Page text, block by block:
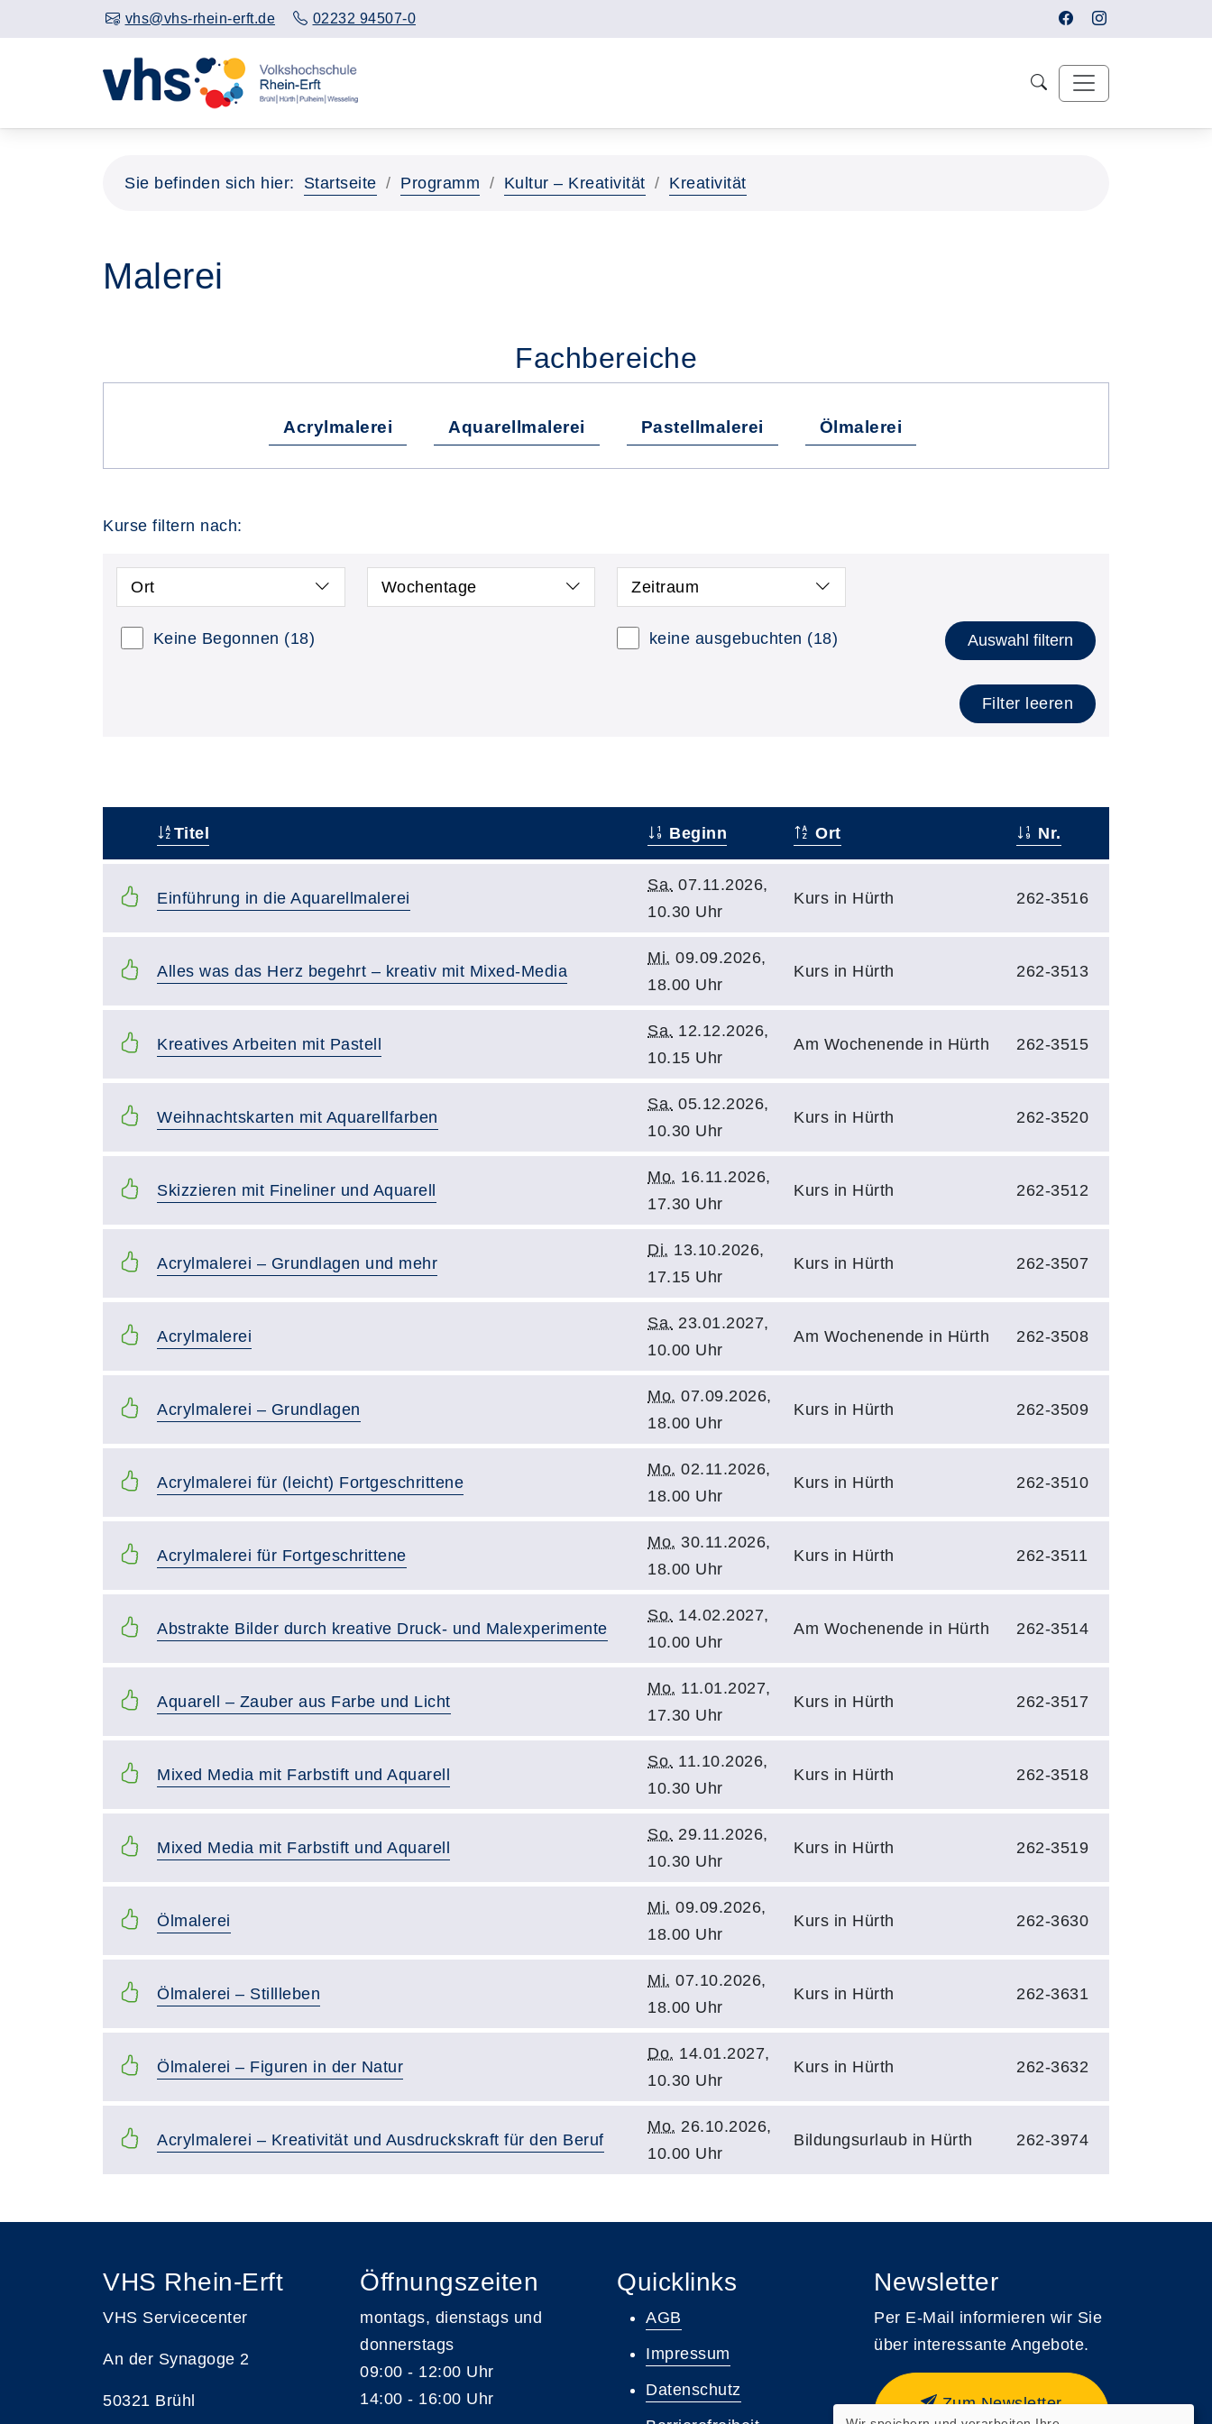
vhs@vhs-rhein-erft.de 02232 94507-0
Sie befinden sich hier: Startseite Programm Kultur – Kreativität Kreativität
Malerei
Fachbereiche
Acrylmalerei Aquarellmalerei Pastellmalerei Ölmalerei
Kurse filtern nach:
Ort Wochentage Zeitraum
Keine Begonnen (18) keine ausgebuchten (18) Auswahl filtern
Filter leeren
Titel Beginn Ort Nr.
Einführung in die Aquarellmalerei
Sa. 07.11.2026,
10.30 Uhr
Kurs in Hürth 262-3516
Alles was das Herz begehrt – kreativ mit Mixed-Media
Mi. 09.09.2026,
18.00 Uhr
Kurs in Hürth 262-3513
Kreatives Arbeiten mit Pastell
Sa. 12.12.2026,
10.15 Uhr
Am Wochenende in Hürth 262-3515
Weihnachtskarten mit Aquarellfarben
Sa. 05.12.2026,
10.30 Uhr
Kurs in Hürth 262-3520
Skizzieren mit Fineliner und Aquarell
Mo. 16.11.2026,
17.30 Uhr
Kurs in Hürth 262-3512
Acrylmalerei – Grundlagen und mehr
Di. 13.10.2026,
17.15 Uhr
Kurs in Hürth 262-3507
Acrylmalerei
Sa. 23.01.2027,
10.00 Uhr
Am Wochenende in Hürth 262-3508
Acrylmalerei – Grundlagen
Mo. 07.09.2026,
18.00 Uhr
Kurs in Hürth 262-3509
Acrylmalerei für (leicht) Fortgeschrittene
Mo. 02.11.2026,
18.00 Uhr
Kurs in Hürth 262-3510
Acrylmalerei für Fortgeschrittene
Mo. 30.11.2026,
18.00 Uhr
Kurs in Hürth 262-3511
Abstrakte Bilder durch kreative Druck- und Malexperimente
So. 14.02.2027,
10.00 Uhr
Am Wochenende in Hürth 262-3514
Aquarell – Zauber aus Farbe und Licht
Mo. 11.01.2027,
17.30 Uhr
Kurs in Hürth 262-3517
Mixed Media mit Farbstift und Aquarell
So. 11.10.2026,
10.30 Uhr
Kurs in Hürth 262-3518
Mixed Media mit Farbstift und Aquarell
So. 29.11.2026,
10.30 Uhr
Kurs in Hürth 262-3519
Ölmalerei
Mi. 09.09.2026,
18.00 Uhr
Kurs in Hürth 262-3630
Ölmalerei – Stillleben
Mi. 07.10.2026,
18.00 Uhr
Kurs in Hürth 262-3631
Ölmalerei – Figuren in der Natur
Do. 14.01.2027,
10.30 Uhr
Kurs in Hürth 262-3632
Acrylmalerei – Kreativität und Ausdruckskraft für den Beruf
Mo. 26.10.2026,
10.00 Uhr
Bildungsurlaub in Hürth 262-3974
VHS Rhein-Erft
VHS Servicecenter
An der Synagoge 2
50321 Brühl
Öffnungszeiten
montags, dienstags und
donnerstags
09:00 - 12:00 Uhr
14:00 - 16:00 Uhr
Quicklinks
AGB
Impressum
Datenschutz
Newsletter
Per E-Mail informieren wir Sie
über interessante Angebote.
Zum Newsletter